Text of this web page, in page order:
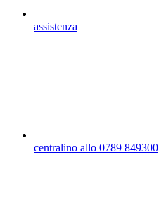
assistenza
centralino allo 0789 849300